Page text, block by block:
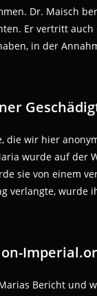
Dr. Maisch
Er vertritt
in der
die wir hier
wurde auf der
sie von einem
verlangte, wurde
Bericht und